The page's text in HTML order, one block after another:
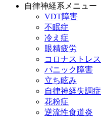
自律神経系メニュー
VDT障害
不眠症
冷え症
眼精疲労
コロナストレス
パニック障害
立ち眩み
自律神経失調症
花粉症
逆流性食道炎